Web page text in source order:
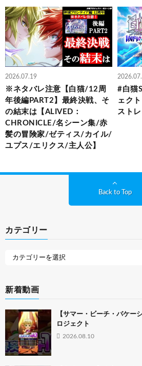
2026.07.19
※ネタバレ注意【白猫/12周
年後編PART2】最終決戦、そ
の結末は【ALIVED：
CHRONICLE/名シーン集/赤
髪の冒険家/ゼティス/カイル/
ユプス/エリクス/主人公】
#白猫
ェク
スト
Back to Top
カテゴリー
新着動画
【サマー・ビーチ・バケー
ロジェクト
2026.08.10